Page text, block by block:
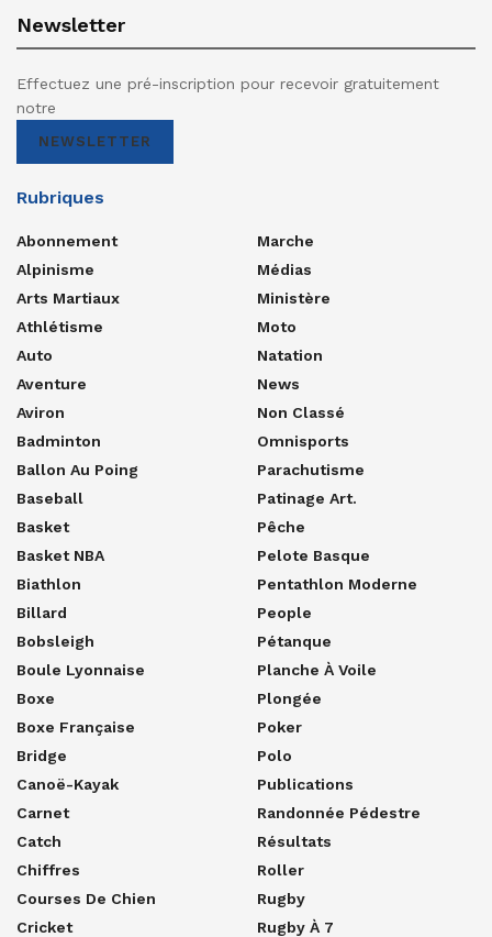
Newsletter
Effectuez une pré-inscription pour recevoir gratuitement
notre
NEWSLETTER
Rubriques
Abonnement
Alpinisme
Arts Martiaux
Athlétisme
Auto
Aventure
Aviron
Badminton
Ballon Au Poing
Baseball
Basket
Basket NBA
Biathlon
Billard
Bobsleigh
Boule Lyonnaise
Boxe
Boxe Française
Bridge
Canoë-Kayak
Carnet
Catch
Chiffres
Courses De Chien
Cricket
Marche
Médias
Ministère
Moto
Natation
News
Non Classé
Omnisports
Parachutisme
Patinage Art.
Pêche
Pelote Basque
Pentathlon Moderne
People
Pétanque
Planche À Voile
Plongée
Poker
Polo
Publications
Randonnée Pédestre
Résultats
Roller
Rugby
Rugby À 7